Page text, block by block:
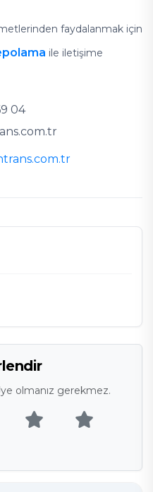
faydalanmak için
ile iletişime
04
olmanız gerekmez.